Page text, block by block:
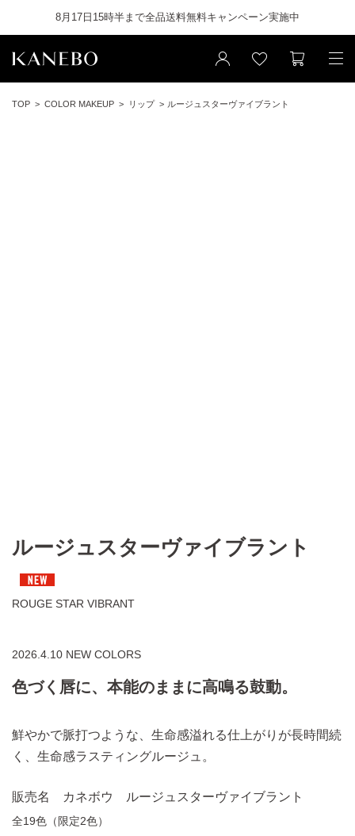
8月17日15時半まで全品送料無料キャンペーン実施中
TOP COLOR MAKEUP リップ ルージュスターヴァイブラント
ルージュスターヴァイブラント
ROUGE STAR VIBRANT
2026.4.10 NEW COLORS
色づく唇に、本能のままに高鳴る鼓動。
鮮やかで脈打つような、生命感溢れる仕上がりが長時間続
く、生命感ラスティングルージュ。
販売名 カネボウ ルージュスターヴァイブラント
全19色（限定2色）